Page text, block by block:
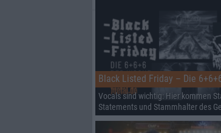
Vocals sind wichtig: Hier kommen
Statements und Stammhalter des